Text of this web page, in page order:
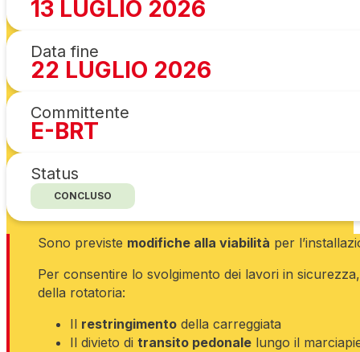
13 LUGLIO 2026
Data fine
22 LUGLIO 2026
Committente
E-BRT
Status
CONCLUSO
Sono previste modifiche alla viabilità per
Per consentire lo svolgimento dei lavori in
della rotatoria:
Il restringimento della carreggiata
Il divieto di transito pedonale lungo il